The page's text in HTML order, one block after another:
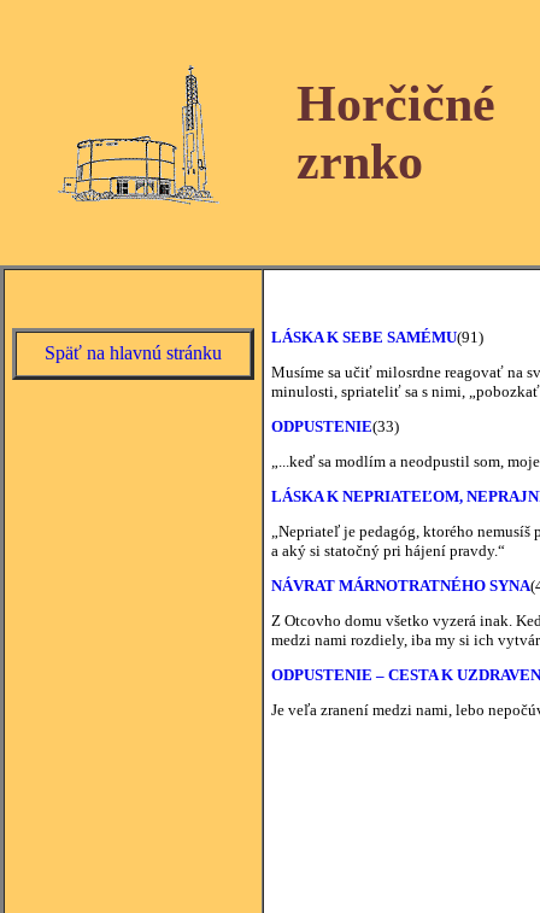
Horčičné
zrnko
Späť na hlavnú stránku
LÁSKA K SEBE SAMÉMU(91)
Musíme sa učiť milosrdne reagovať na
minulosti, spriateliť sa s nimi,
ODPUSTENIE(33)
„...keď sa modlím a neodpustil som,
LÁSKA K NEPRIATEĽOM,
„Nepriateľ je pedagóg, ktorého
a aký si statočný pri hájení pravdy.“
NÁVRAT MÁRNOTRATNÉHO SYNA
Z Otcovho domu všetko vyzerá inak.
medzi nami rozdiely, iba my si ich
ODPUSTENIE – CESTA K
Je veľa zranení medzi nami, lebo